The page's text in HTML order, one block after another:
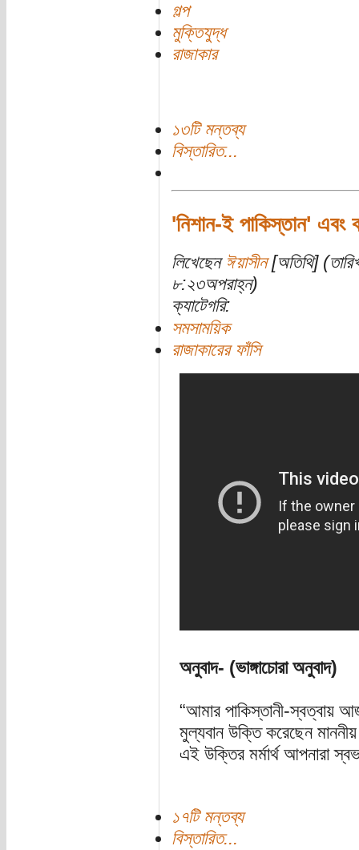
গল্প
মুক্তিযুদ্ধ
রাজাকার
১৩টি মন্তব্য
বিস্তারিত...
'নিশান-ই পাকিস্তান' এবং
লিখেছেন ঈয়াসীন[অতিথি]
৮:২৩অপরাহ্ন)
ক্যাটেগরি:
সমসাময়িক
রাজাকারের ফাঁসি
অনুবাদ- (ভাঙ্গাচোরা অনুবাদ)
“আমার পাকিস্তানী-
মুল্যবান উক্তি করেছেন
এই উক্তির মর্মার্থ আপনারা
১৭টি মন্তব্য
বিস্তারিত...